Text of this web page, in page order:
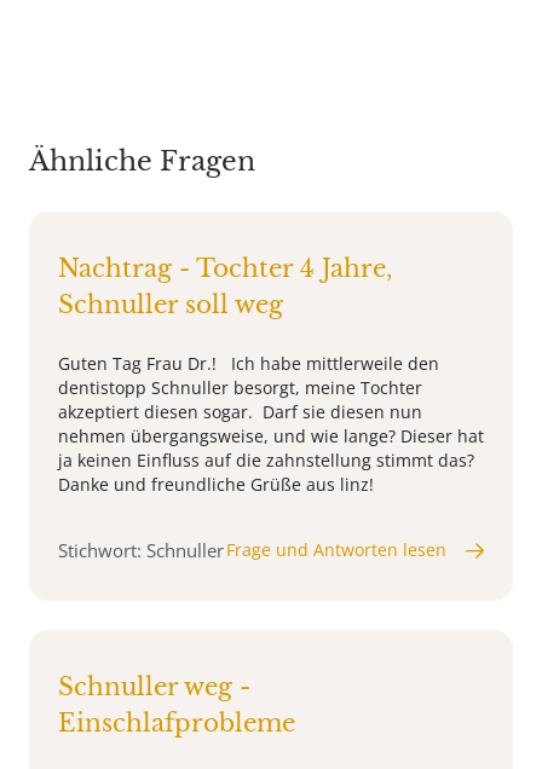
Ähnliche Fragen
Nachtrag - Tochter 4 Jahre,
Schnuller soll weg
Guten Tag Frau Dr.! Ich habe mittlerweile den
dentistopp Schnuller besorgt, meine Tochter
akzeptiert diesen sogar. Darf sie diesen nun
nehmen übergangsweise, und wie lange? Dieser hat
ja keinen Einfluss auf die zahnstellung stimmt das?
Danke und freundliche Grüße aus linz!
Stichwort: SchnullerFrage und Antworten lesen
Schnuller weg -
Einschlafprobleme